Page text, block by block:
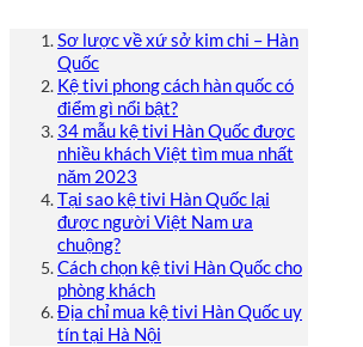
Sơ lược về xứ sở kim chi – Hàn
Quốc
Kệ tivi phong cách hàn quốc có
điểm gì nổi bật?
34 mẫu kệ tivi Hàn Quốc được
nhiều khách Việt tìm mua nhất
năm 2023
Tại sao kệ tivi Hàn Quốc lại
được người Việt Nam ưa
chuộng?
Cách chọn kệ tivi Hàn Quốc cho
phòng khách
Địa chỉ mua kệ tivi Hàn Quốc uy
tín tại Hà Nội